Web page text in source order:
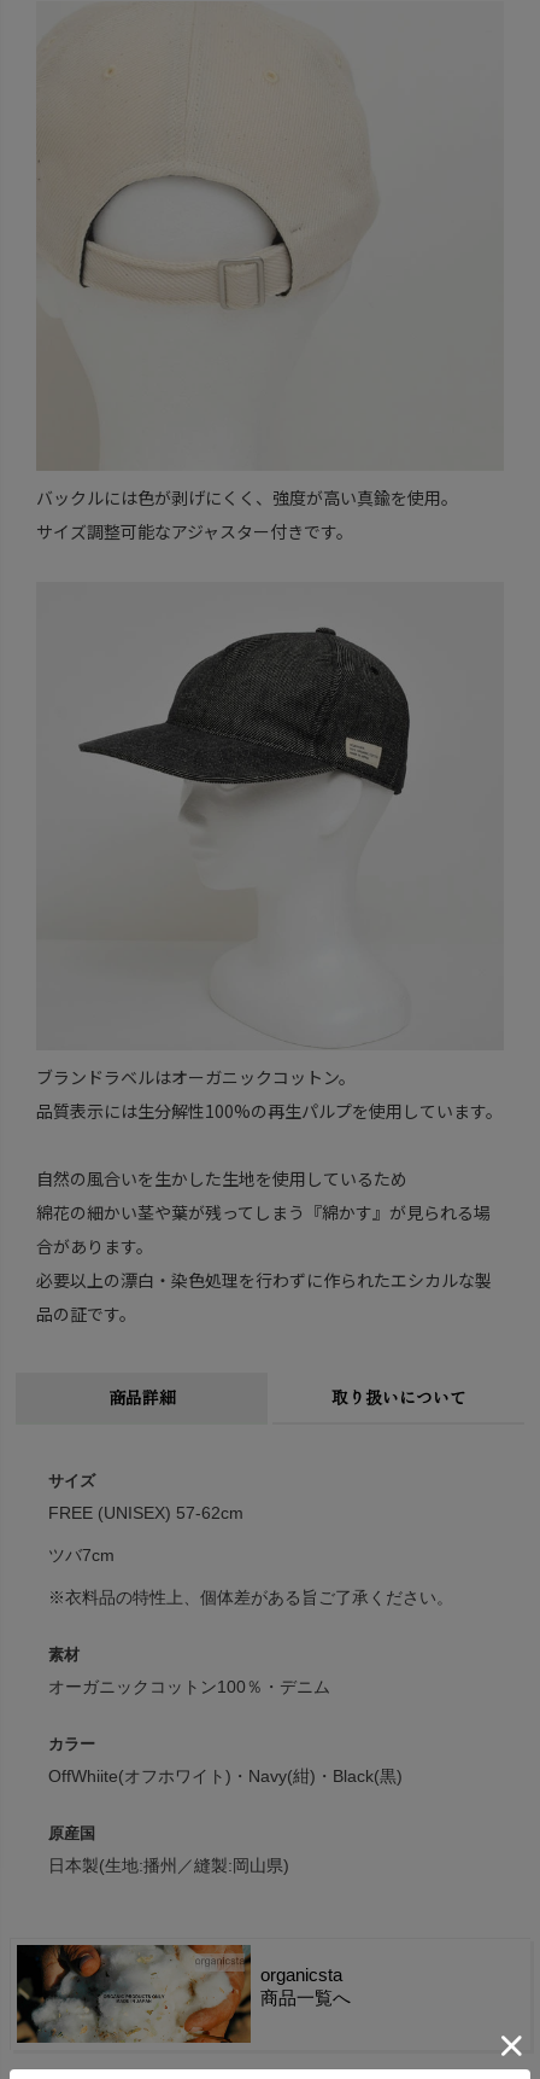
バックルには色が剥げにくく、強度が高い真鍮を使用。
サイズ調整可能なアジャスター付きです。
ブランドラベルはオーガニックコットン。
品質表示には生分解性100%の再生パルプを使用しています。
自然の風合いを生かした生地を使用しているため
綿花の細かい茎や葉が残ってしまう『綿かす』が見られる場
合があります。
必要以上の漂白・染色処理を行わずに作られたエシカルな製
品の証です。
商品詳細 取り扱いについて
サイズ
FREE (UNISEX) 57-62cm
ツバ7cm
※衣料品の特性上、個体差がある旨ご了承ください。
素材
オーガニックコットン100％・デニム
カラー
OffWhiite(オフホワイト)・Navy(紺)・Black(黒)
原産国
日本製(生地:播州／縫製:岡山県)
organicsta
商品一覧へ